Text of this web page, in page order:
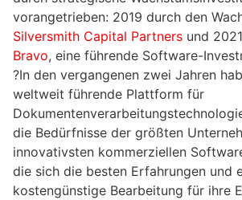
vorangetrieben: 2019 durch den
Silversmith Capital Partners und
Bravo, eine führende Software-
?In den vergangenen zwei Jahren
weltweit führende Plattform für
die Bedürfnisse der größten
innovativsten kommerziellen
die sich die besten Erfahrungen und
kostengünstige Bearbeitung für ihre